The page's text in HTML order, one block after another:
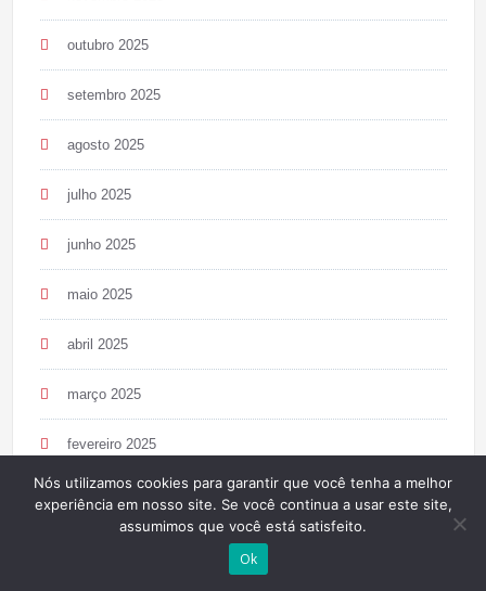
outubro 2025
setembro 2025
agosto 2025
julho 2025
junho 2025
maio 2025
abril 2025
março 2025
fevereiro 2025
Nós utilizamos cookies para garantir que você tenha a melhor
experiência em nosso site. Se você continua a usar este site,
assumimos que você está satisfeito.
Ok